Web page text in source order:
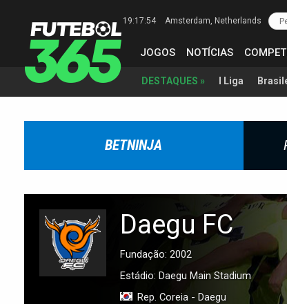
19:17:55 Amsterdam, Netherlands
JOGOS NOTÍCIAS
DESTAQUES » I Liga
BETNINJA
Daegu FC
Fundação: 2002
Estádio: Daegu Main Stadium
Rep. Coreia - Daegu